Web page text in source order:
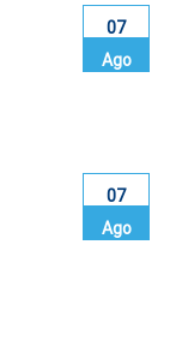
07
Ago
07
Ago